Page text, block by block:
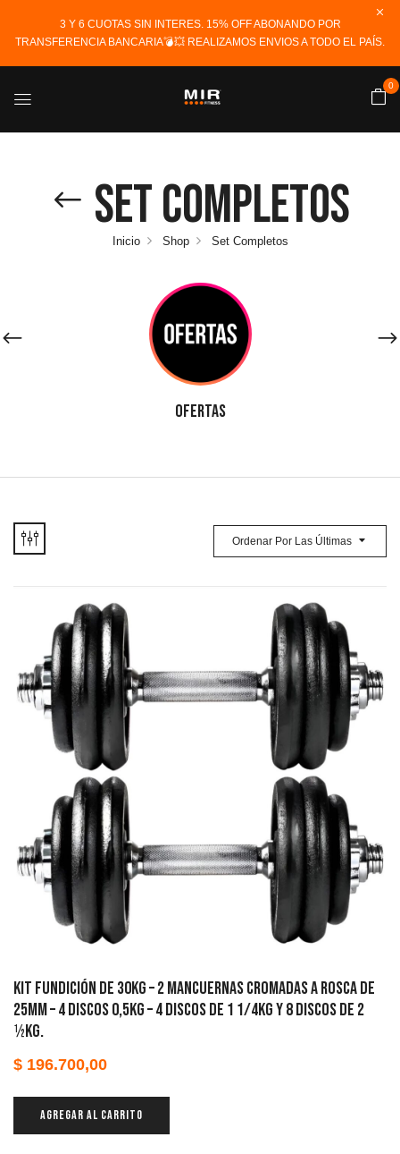
3 Y 6 CUOTAS SIN INTERES. 15% OFF ABONANDO POR
TRANSFERENCIA BANCARIA💣💥 REALIZAMOS ENVIOS A TODO EL PAÍS.
0
Set Completos
Inicio Shop Set Completos
OFERTAS
Ordenar Por Las Últimas
KIT FUNDICIÓN DE 30KG – 2 mancuernas cromadas a rosca de
25mm – 4 discos 0,5kg – 4 discos de 1 1/4kg y 8 discos de 2
½kg.
$ 196.700,00
AGREGAR AL CARRITO